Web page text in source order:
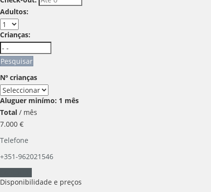
Adultos:
Crianças:
Pesquisar
Nº crianças
Aluguer minímo: 1 mês
Total / mês
7.000 €
Telefone
+351-962021546
Disponibilidade e preços